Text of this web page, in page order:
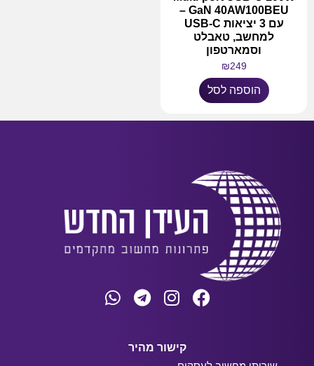
GaN 40AW100BEU –
עם 3 יציאות USB-C
למחשב, טאבלט
וסמארטפון
₪249
הוספה לסל
קישור מהיר